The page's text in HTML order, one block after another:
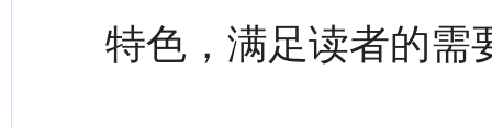
特色，满足读者的需